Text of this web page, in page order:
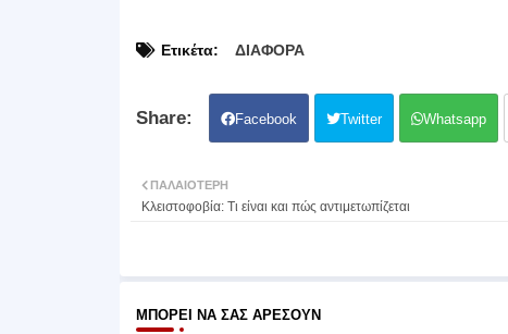
Ετικέτα: ΔΙΑΦΟΡΑ
Facebook Twitter Whatsapp
ΠΑΛΑΙΌΤΕΡΗ
Κλειστοφοβία: Τι είναι και πώς αντιμετωπίζεται
ΜΠΟΡΕΊ ΝΑ ΣΑΣ ΑΡΈΣΟΥΝ